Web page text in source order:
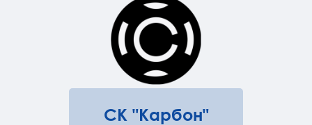
СК "Карбон"